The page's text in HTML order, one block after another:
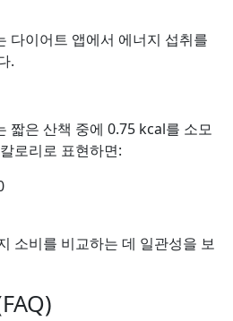
다이어트 앱에서 에너지 섭취를
.
짧은 산책 중에 0.75 kcal를 소모
로리로 표현하면:
소비를 비교하는 데 일관성을 보